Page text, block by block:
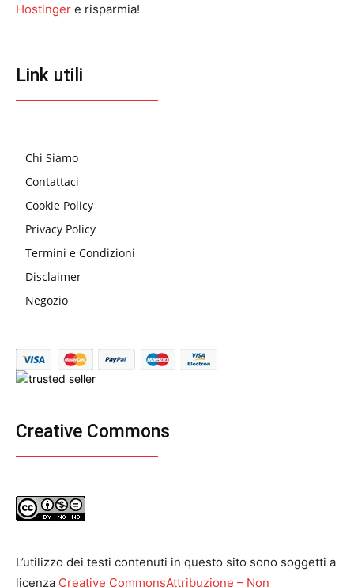
Hostinger e risparmia!
Link utili
Chi Siamo
Contattaci
Cookie Policy
Privacy Policy
Termini e Condizioni
Disclaimer
Negozio
Creative Commons
L’utilizzo dei testi contenuti in questo sito sono soggetti a
licenza Creative CommonsAttribuzione – Non